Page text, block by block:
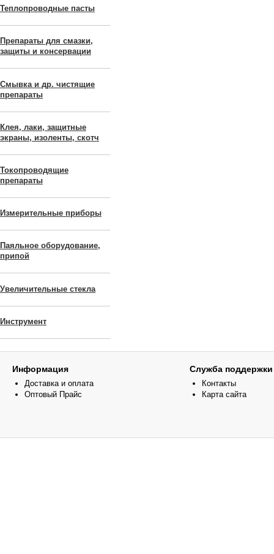
Теплопроводные пасты
Препараты для смазки,
защиты и консервации
Смывка и др. чистящие
препараты
Клея, лаки, защитные
экраны, изоленты, скотч
Токопроводящие
препараты
Измерительные приборы
Паяльное оборудование,
припой
Увеличительные стекла
Инструмент
Информация
Доставка и оплата
Оптовый Прайс
Служба поддержки
Контакты
Карта сайта